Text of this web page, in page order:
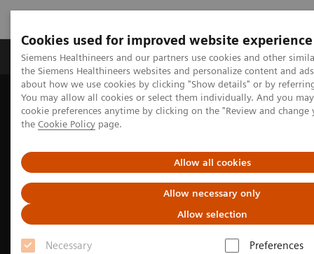
Cookies used for improved website experience
Siemens Healthineers and our partners use cookies and other
the Siemens Healthineers websites and personalize content and
about how we use cookies by clicking "Show details" or by
You may allow all cookies or select them individually. And you
cookie preferences anytime by clicking on the "Review and
the Cookie Policy page.
Allow all cookies
Allow necessary only
Allow selection
Necessary
Preferences
製品＆サービス サポート情報 Insights
ホーム
イベント＆マガジン
セミナー・学会展示会参画情報
AI and Digital Healthcare Expert Meeting